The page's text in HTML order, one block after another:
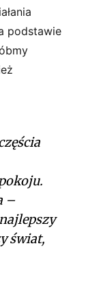
podstawie
–
świat,